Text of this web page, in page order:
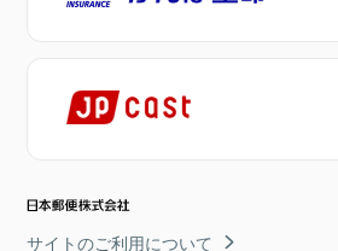
サイトのご利用について